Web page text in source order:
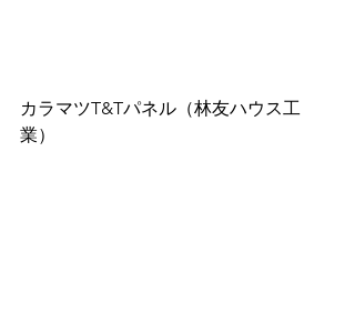
カラマツT&Tパネル（林友ハウス工
業）